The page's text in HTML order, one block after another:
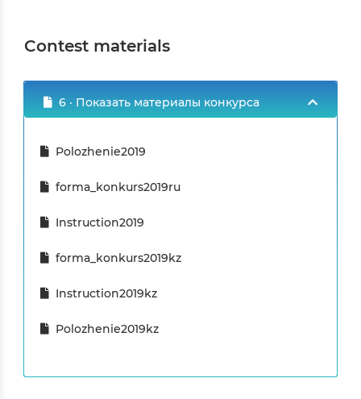
Contest materials
6 · Показать материалы конкурса
Polozhenie2019
forma_konkurs2019ru
Instruction2019
forma_konkurs2019kz
Instruction2019kz
Polozhenie2019kz